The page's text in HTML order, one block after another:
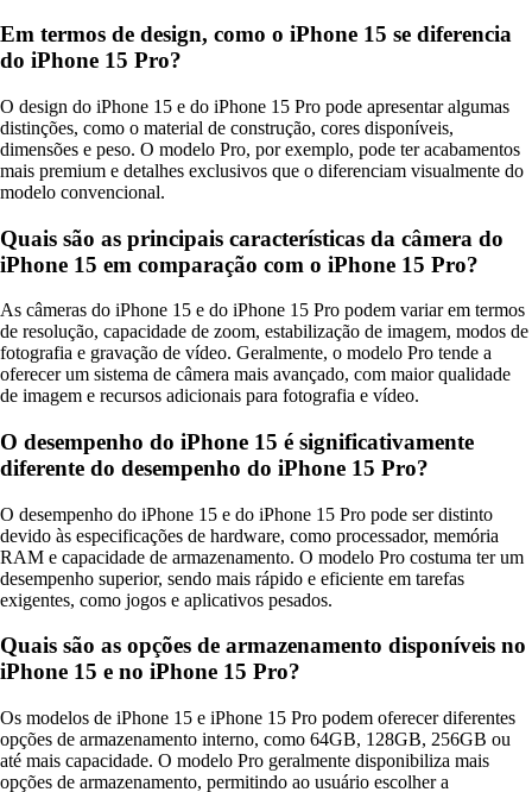
Em termos de design, como o iPhone 15 se diferencia
do iPhone 15 Pro?
O design do iPhone 15 e do iPhone 15 Pro pode apresentar algumas
distinções, como o material de construção, cores disponíveis,
dimensões e peso. O modelo Pro, por exemplo, pode ter acabamentos
mais premium e detalhes exclusivos que o diferenciam visualmente do
modelo convencional.
Quais são as principais características da câmera do
iPhone 15 em comparação com o iPhone 15 Pro?
As câmeras do iPhone 15 e do iPhone 15 Pro podem variar em termos
de resolução, capacidade de zoom, estabilização de imagem, modos de
fotografia e gravação de vídeo. Geralmente, o modelo Pro tende a
oferecer um sistema de câmera mais avançado, com maior qualidade
de imagem e recursos adicionais para fotografia e vídeo.
O desempenho do iPhone 15 é significativamente
diferente do desempenho do iPhone 15 Pro?
O desempenho do iPhone 15 e do iPhone 15 Pro pode ser distinto
devido às especificações de hardware, como processador, memória
RAM e capacidade de armazenamento. O modelo Pro costuma ter um
desempenho superior, sendo mais rápido e eficiente em tarefas
exigentes, como jogos e aplicativos pesados.
Quais são as opções de armazenamento disponíveis no
iPhone 15 e no iPhone 15 Pro?
Os modelos de iPhone 15 e iPhone 15 Pro podem oferecer diferentes
opções de armazenamento interno, como 64GB, 128GB, 256GB ou
até mais capacidade. O modelo Pro geralmente disponibiliza mais
opções de armazenamento, permitindo ao usuário escolher a